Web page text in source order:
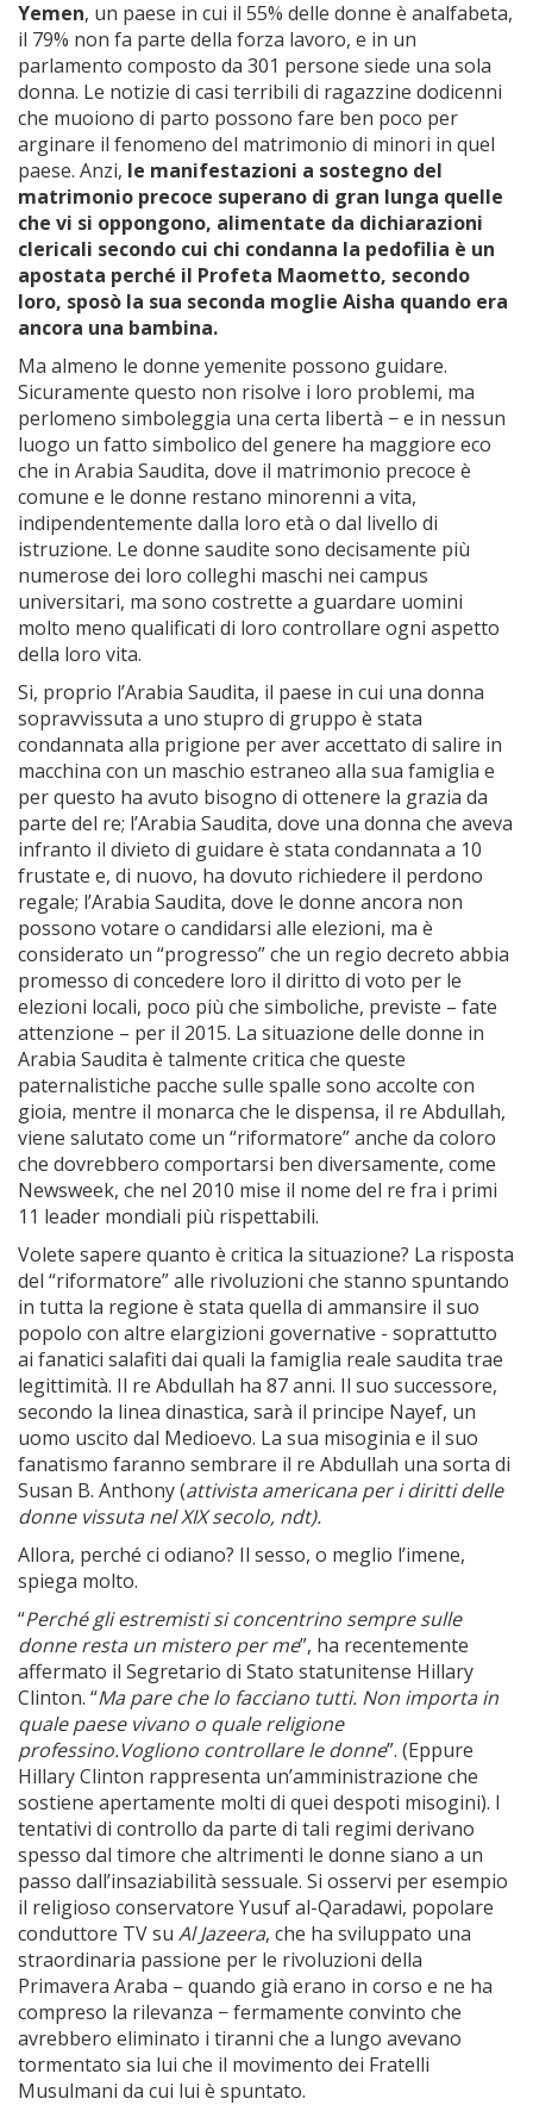
Yemen, un paese in cui il 55% delle donne è analfabeta,
il 79% non fa parte della forza lavoro, e in un
parlamento composto da 301 persone siede una sola
donna. Le notizie di casi terribili di ragazzine dodicenni
che muoiono di parto possono fare ben poco per
arginare il fenomeno del matrimonio di minori in quel
paese. Anzi, le manifestazioni a sostegno del
matrimonio precoce superano di gran lunga quelle
che vi si oppongono, alimentate da dichiarazioni
clericali secondo cui chi condanna la pedofilia è un
apostata perché il Profeta Maometto, secondo
loro, sposò la sua seconda moglie Aisha quando era
ancora una bambina.
Ma almeno le donne yemenite possono guidare.
Sicuramente questo non risolve i loro problemi, ma
perlomeno simboleggia una certa libertà − e in nessun
luogo un fatto simbolico del genere ha maggiore eco
che in Arabia Saudita, dove il matrimonio precoce è
comune e le donne restano minorenni a vita,
indipendentemente dalla loro età o dal livello di
istruzione. Le donne saudite sono decisamente più
numerose dei loro colleghi maschi nei campus
universitari, ma sono costrette a guardare uomini
molto meno qualificati di loro controllare ogni aspetto
della loro vita.
Si, proprio l’Arabia Saudita, il paese in cui una donna
sopravvissuta a uno stupro di gruppo è stata
condannata alla prigione per aver accettato di salire in
macchina con un maschio estraneo alla sua famiglia e
per questo ha avuto bisogno di ottenere la grazia da
parte del re; l’Arabia Saudita, dove una donna che aveva
infranto il divieto di guidare è stata condannata a 10
frustate e, di nuovo, ha dovuto richiedere il perdono
regale; l’Arabia Saudita, dove le donne ancora non
possono votare o candidarsi alle elezioni, ma è
considerato un “progresso” che un regio decreto abbia
promesso di concedere loro il diritto di voto per le
elezioni locali, poco più che simboliche, previste – fate
attenzione – per il 2015. La situazione delle donne in
Arabia Saudita è talmente critica che queste
paternalistiche pacche sulle spalle sono accolte con
gioia, mentre il monarca che le dispensa, il re Abdullah,
viene salutato come un “riformatore” anche da coloro
che dovrebbero comportarsi ben diversamente, come
Newsweek, che nel 2010 mise il nome del re fra i primi
11 leader mondiali più rispettabili.
Volete sapere quanto è critica la situazione? La risposta
del “riformatore” alle rivoluzioni che stanno spuntando
in tutta la regione è stata quella di ammansire il suo
popolo con altre elargizioni governative - soprattutto
ai fanatici salafiti dai quali la famiglia reale saudita trae
legittimità. Il re Abdullah ha 87 anni. Il suo successore,
secondo la linea dinastica, sarà il principe Nayef, un
uomo uscito dal Medioevo. La sua misoginia e il suo
fanatismo faranno sembrare il re Abdullah una sorta di
Susan B. Anthony (attivista americana per i diritti delle
donne vissuta nel XIX secolo, ndt).
Allora, perché ci odiano? Il sesso, o meglio l’imene,
spiega molto.
“Perché gli estremisti si concentrino sempre sulle
donne resta un mistero per me”, ha recentemente
affermato il Segretario di Stato statunitense Hillary
Clinton. “Ma pare che lo facciano tutti. Non importa in
quale paese vivano o quale religione
professino.Vogliono controllare le donne”. (Eppure
Hillary Clinton rappresenta un’amministrazione che
sostiene apertamente molti di quei despoti misogini). I
tentativi di controllo da parte di tali regimi derivano
spesso dal timore che altrimenti le donne siano a un
passo dall’insaziabilità sessuale. Si osservi per esempio
il religioso conservatore Yusuf al-Qaradawi, popolare
conduttore TV su Al Jazeera, che ha sviluppato una
straordinaria passione per le rivoluzioni della
Primavera Araba – quando già erano in corso e ne ha
compreso la rilevanza − fermamente convinto che
avrebbero eliminato i tiranni che a lungo avevano
tormentato sia lui che il movimento dei Fratelli
Musulmani da cui lui è spuntato.